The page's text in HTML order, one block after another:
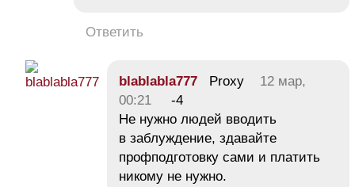
Ответить
blablabla777 Proxy
12 мар,
00:21
-4
Не нужно людей вводить
в заблуждение, здавайте
профподготовку сами и платить
никому не нужно.